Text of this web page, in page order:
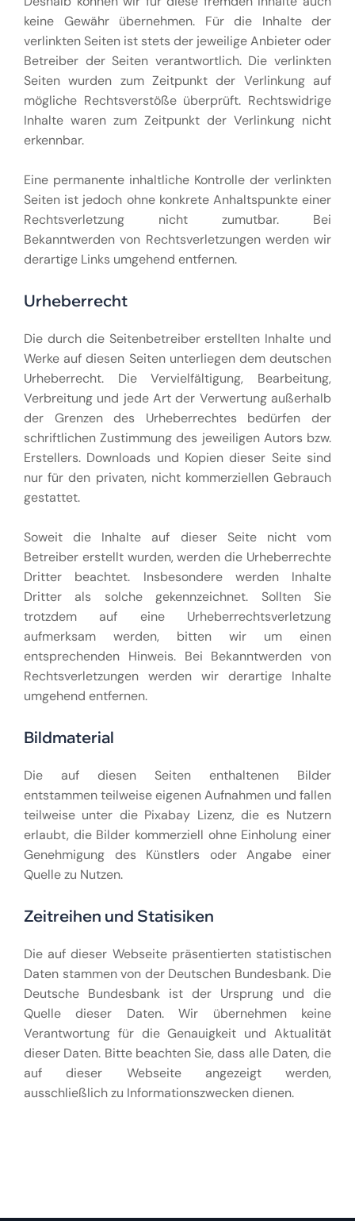
keine Gewähr übernehmen. Für die Inhalte der
verlinkten Seiten ist stets der jeweilige Anbieter oder
Betreiber der Seiten verantwortlich. Die verlinkten
Seiten wurden zum Zeitpunkt der Verlinkung auf
mögliche Rechtsverstöße überprüft. Rechtswidrige
Inhalte waren zum Zeitpunkt der Verlinkung nicht
erkennbar.
Eine permanente inhaltliche Kontrolle der verlinkten
Seiten ist jedoch ohne konkrete Anhaltspunkte einer
Rechtsverletzung nicht zumutbar. Bei
Bekanntwerden von Rechtsverletzungen werden wir
derartige Links umgehend entfernen.
Urheberrecht
Die durch die Seitenbetreiber erstellten Inhalte und
Werke auf diesen Seiten unterliegen dem deutschen
Urheberrecht. Die Vervielfältigung, Bearbeitung,
Verbreitung und jede Art der Verwertung außerhalb
der Grenzen des Urheberrechtes bedürfen der
schriftlichen Zustimmung des jeweiligen Autors bzw.
Erstellers. Downloads und Kopien dieser Seite sind
nur für den privaten, nicht kommerziellen Gebrauch
gestattet.
Soweit die Inhalte auf dieser Seite nicht vom
Betreiber erstellt wurden, werden die Urheberrechte
Dritter beachtet. Insbesondere werden Inhalte
Dritter als solche gekennzeichnet. Sollten Sie
trotzdem auf eine Urheberrechtsverletzung
aufmerksam werden, bitten wir um einen
entsprechenden Hinweis. Bei Bekanntwerden von
Rechtsverletzungen werden wir derartige Inhalte
umgehend entfernen.
Bildmaterial
Die auf diesen Seiten enthaltenen Bilder
entstammen teilweise eigenen Aufnahmen und fallen
teilweise unter die Pixabay Lizenz, die es Nutzern
erlaubt, die Bilder kommerziell ohne Einholung einer
Genehmigung des Künstlers oder Angabe einer
Quelle zu Nutzen.
Zeitreihen und Statisiken
Die auf dieser Webseite präsentierten statistischen
Daten stammen von der Deutschen Bundesbank. Die
Deutsche Bundesbank ist der Ursprung und die
Quelle dieser Daten. Wir übernehmen keine
Verantwortung für die Genauigkeit und Aktualität
dieser Daten. Bitte beachten Sie, dass alle Daten, die
auf dieser Webseite angezeigt werden,
ausschließlich zu Informationszwecken dienen.